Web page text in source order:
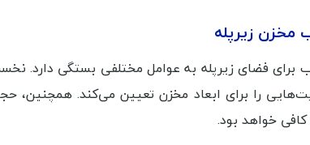
مخزن زیرپله
فضای زیرپله به عوامل مختلفی بستگی دارد.
را برای ابعاد مخزن تعیین می‌کند. همچنین،
خواهد بود.